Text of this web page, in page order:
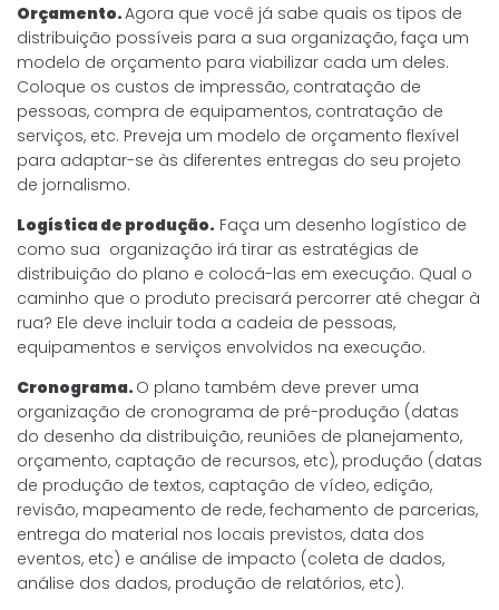
Orçamento.Agora que você já sabe quais os tipos de
distribuição possíveis para a sua organização, faça um
modelo de orçamento para viabilizar cada um deles.
Coloque os custos de impressão, contratação de
pessoas, compra de equipamentos, contratação de
serviços, etc. Preveja um modelo de orçamento flexível
para adaptar-se às diferentes entregas do seu projeto
de jornalismo.
Logística de produção. Faça um desenho logístico de
como sua organização irá tirar as estratégias de
distribuição do plano e colocá-las em execução. Qual o
caminho que o produto precisará percorrer até chegar à
rua? Ele deve incluir toda a cadeia de pessoas,
equipamentos e serviços envolvidos na execução.
Cronograma. O plano também deve prever uma
organização de cronograma de pré-produção (datas
do desenho da distribuição, reuniões de planejamento,
orçamento, captação de recursos, etc), produção (datas
de produção de textos, captação de vídeo, edição,
revisão, mapeamento de rede, fechamento de parcerias,
entrega do material nos locais previstos, data dos
eventos, etc) e análise de impacto (coleta de dados,
análise dos dados, produção de relatórios, etc).